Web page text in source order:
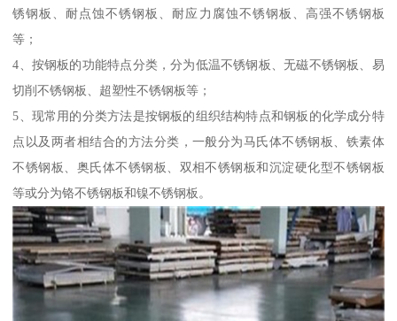
锈钢板、耐点蚀不锈钢板、耐应力腐蚀不锈钢板、高强不锈钢板
等；
4、按钢板的功能特点分类，分为低温不锈钢板、无磁不锈钢板、易
切削不锈钢板、超塑性不锈钢板等；
5、现常用的分类方法是按钢板的组织结构特点和钢板的化学成分特
点以及两者相结合的方法分类，一般分为马氏体不锈钢板、铁素体
不锈钢板、奥氏体不锈钢板、双相不锈钢板和沉淀硬化型不锈钢板
等或分为铬不锈钢板和镍不锈钢板。